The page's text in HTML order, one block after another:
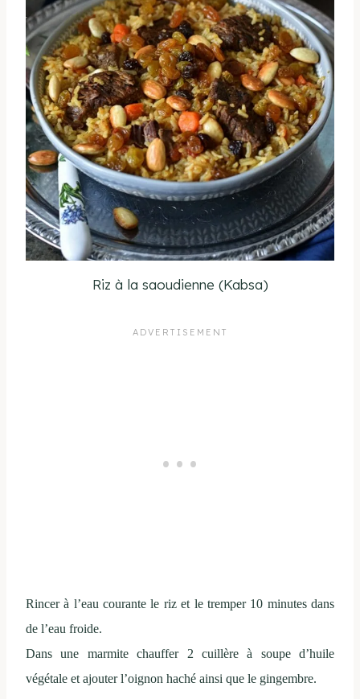
Riz à la saoudienne (Kabsa)
Rincer à l’eau courante le riz et le tremper 10 minutes dans
de l’eau froide.
Dans une marmite chauffer 2 cuillère à soupe d’huile
végétale et ajouter l’oignon haché ainsi que le gingembre.